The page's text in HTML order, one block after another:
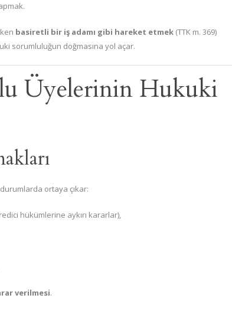
basiretli bir iş adamı gibi hareket etmek (TTK m. 369)
sorumluluğun doğmasına yol açar.
Üyelerinin Hukuki
ortaya çıkar:
hükümlerine aykırı kararlar),
verilmesi.